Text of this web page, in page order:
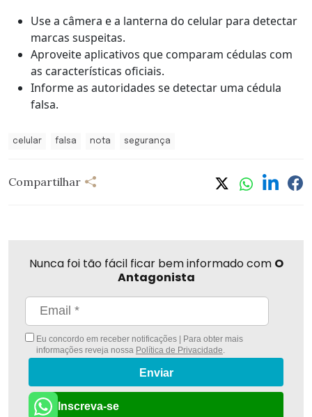
Use a câmera e a lanterna do celular para detectar
marcas suspeitas.
Aproveite aplicativos que comparam cédulas com
as características oficiais.
Informe as autoridades se detectar uma cédula
falsa.
celular falsa nota segurança
Compartilhar
Nunca foi tão fácil ficar bem informado com O
Antagonista
Eu concordo em receber notificações | Para obter mais
informações reveja nossa Política de Privacidade
Enviar
Inscreva-se